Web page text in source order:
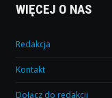
WIĘCEJ O NAS
Redakcja
Kontakt
Dołącz do redakcji